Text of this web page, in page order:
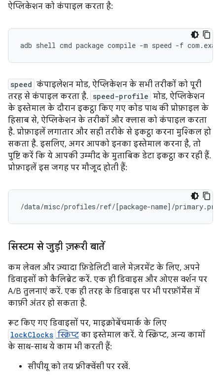
ऐप्लिकेशन को कंपाइल करता है:
adb shell cmd package compile -m speed -f
speed कंपाइलेशन मोड, ऐप्लिकेशन के सभी तरीकों को पूरी
तरह से कंपाइल करता है. speed-profile मोड, ऐप्लिकेशन
के इस्तेमाल के दौरान इकट्ठा किए गए कोड पाथ की प्रोफ़ाइल के
हिसाब से, ऐप्लिकेशन के तरीकों और क्लास को कंपाइल करता
है. प्रोफ़ाइलें लगातार और सही तरीके से इकट्ठा करना मुश्किल हो
सकता है. इसलिए, अगर आपको इनका इस्तेमाल करना है, तो
पुष्टि करें कि ये आपकी उम्मीद के मुताबिक डेटा इकट्ठा कर रही हैं.
प्रोफ़ाइलें इस जगह पर मौजूद होती हैं:
/data/misc/profiles/ref/[package-name]
सिस्टम से जुड़ी ज़रूरी बातें
कम लेवल और ज़्यादा फ़िडेलिटी वाले मेज़रमेंट के लिए, अपने
डिवाइसों को कैलिब्रेट करें. एक ही डिवाइस और ओएस वर्शन पर
A/B तुलनाएं करें. एक ही तरह के डिवाइस पर भी परफ़ॉर्मेंस में
काफ़ी अंतर हो सकता है.
रूट किए गए डिवाइसों पर, माइक्रोबेंचमार्क के लिए
lockClocks स्क्रिप्ट का इस्तेमाल करें. ये स्क्रिप्ट, अन्य कामों
के साथ-साथ ये काम भी करती हैं:
सीपीयू को तय फ़्रीक्वेंसी पर रखें.